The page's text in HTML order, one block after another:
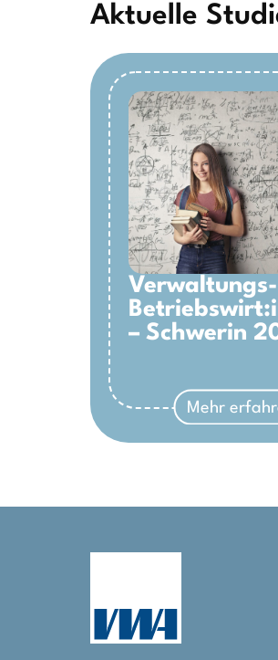
Aktuelle
Mehr
Verwaltungs-
– Schwerin